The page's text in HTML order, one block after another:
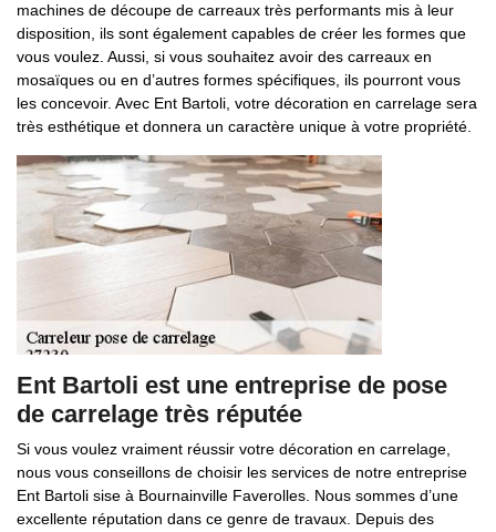
machines de découpe de carreaux très performants mis à leur
disposition, ils sont également capables de créer les formes que
vous voulez. Aussi, si vous souhaitez avoir des carreaux en
mosaïques ou en d’autres formes spécifiques, ils pourront vous
les concevoir. Avec Ent Bartoli, votre décoration en carrelage sera
très esthétique et donnera un caractère unique à votre propriété.
Ent Bartoli est une entreprise de pose
de carrelage très réputée
Si vous voulez vraiment réussir votre décoration en carrelage,
nous vous conseillons de choisir les services de notre entreprise
Ent Bartoli sise à Bournainville Faverolles. Nous sommes d’une
excellente réputation dans ce genre de travaux. Depuis des